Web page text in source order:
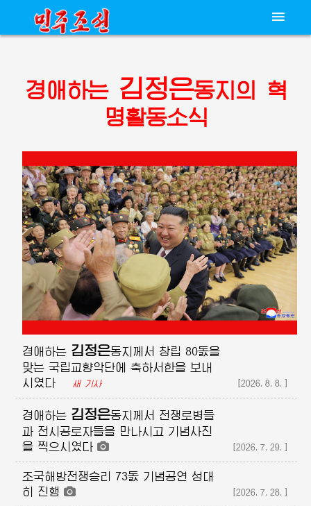
경애하는 김정은동지의
혁
명활동소식
경애하는 김정은동지께서
창립 80돐을
맞는 국립교향악단에 축하서한을 보내
시였다
새 기사 [2026.8.8.]
경애하는 김정은동지께서
전쟁로병들
과 전시공로자들을 만나시고 기념사진
을 찍으시였다
[2026.7.29.]
조국해방전쟁승리 73돐 기념공연 성대
히 진행
[2026.7.28.]